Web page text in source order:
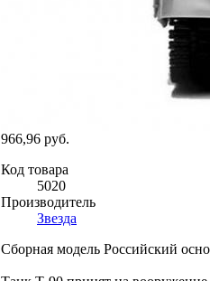
966,96 руб.
Код товара
5020
Производитель
Звезда
Сборная модель Российский